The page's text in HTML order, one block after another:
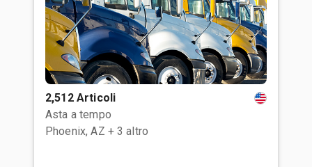
2,512 Articoli
Asta a tempo
Phoenix, AZ + 3 altro